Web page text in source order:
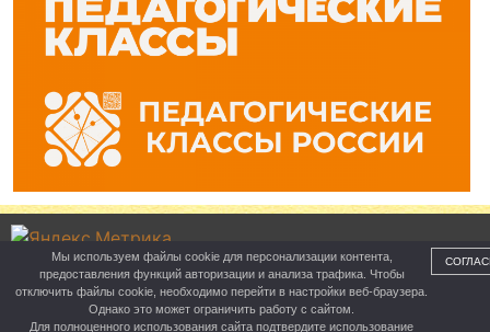
Управление образования
Мы используем файлы cookie для персонализации контента,
предоставления функций авторизации и анализа трафика. Чтобы
отключить файлы cookie, необходимо перейти в настройки веб-браузера.
Однако это может ограничить работу с сайтом.
Для полноценного использования сайта подтвердите использование